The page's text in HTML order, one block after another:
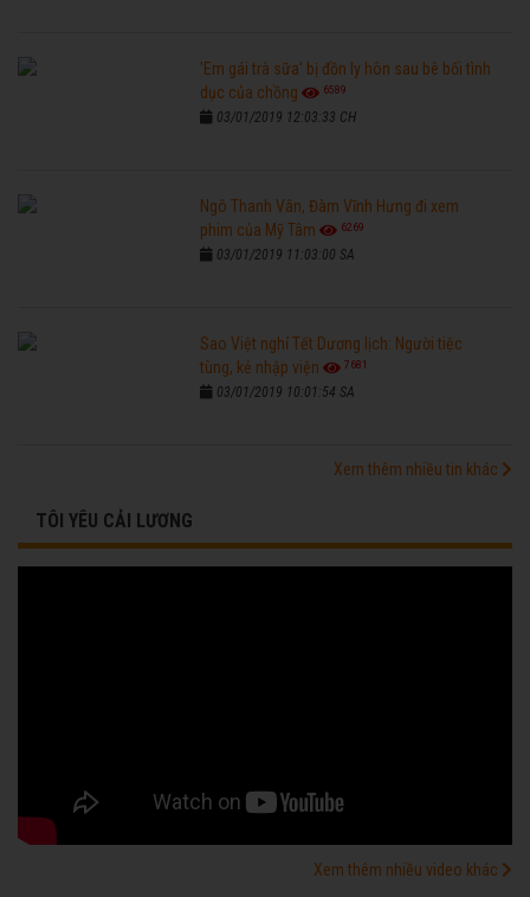
'Em gái trà sữa' bị đồn ly hôn sau bê bối tình
dục của chồng
6589
03/01/2019 12:03:33 CH
Ngô Thanh Vân, Đàm Vĩnh Hưng đi xem
phim của Mỹ Tâm
6269
03/01/2019 11:03:00 SA
Sao Việt nghỉ Tết Dương lịch: Người tiệc
tùng, kẻ nhập viện
7681
03/01/2019 10:01:54 SA
Xem thêm nhiều tin khác
TÔI YÊU CẢI LƯƠNG
Xem thêm nhiều video khác